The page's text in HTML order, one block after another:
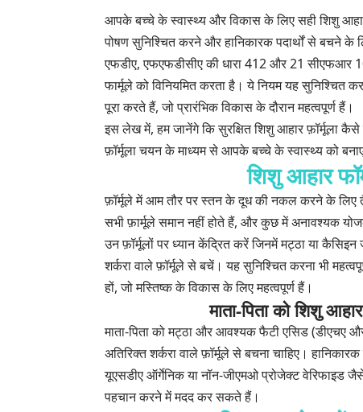
आपके बच्चे के स्वास्थ्य और विकास के लिए सही शिशु
पोषण सुनिश्चित करने और हानिकारक पदार्थों से बचने
एफडीए, एफएफडीसीए की धारा 412 और 21 सीएफआर
फार्मूले को विनियमित करता है। ये नियम यह सुनिश्चित
पूरा करते हैं, जो प्रारंभिक विकास के दौरान महत्वपूर्ण हैं।
इस लेख में, हम जानेंगे कि सुरक्षित शिशु आहार फ़ॉर्मूला
फ़ॉर्मूला चयन के माध्यम से आपके बच्चे के स्वास्थ्य को
शिशु आहार
फ़ॉर्मूले में आम तौर पर स्तन के दूध की नकल करने के लिए
सभी फ़ार्मूले समान नहीं होते हैं, और कुछ में अनावश्यक
उन फ़ॉर्मूलों पर ध्यान केंद्रित करें जिनमें मट्ठा या
शर्करा वाले फ़ॉर्मूले से बचें। यह सुनिश्चित करना भी
हों, जो मस्तिष्क के विकास के लिए महत्वपूर्ण हैं।
माता-पिता को शिशु
माता-पिता को मट्ठा और आवश्यक फैटी एसिड (डीएचए
अतिरिक्त शर्करा वाले फ़ॉर्मूले से बचना चाहिए।
यूएसडीए ऑर्गेनिक या नॉन-जीएमओ प्रोजेक्ट वेरिफाइड
पहचान करने में मदद कर सकते हैं।